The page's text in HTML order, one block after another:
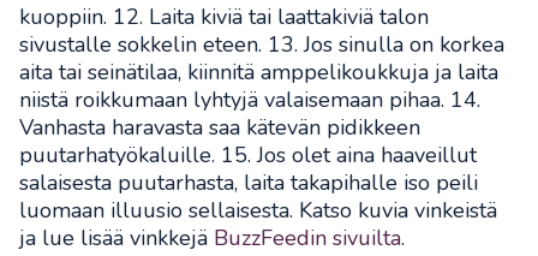
kuoppiin. 12. Laita kiviä tai laattakiviä talon
sivustalle sokkelin eteen. 13. Jos sinulla on korkea
aita tai seinätilaa, kiinnitä amppelikoukkuja ja laita
niistä roikkumaan lyhtyjä valaisemaan pihaa. 14.
Vanhasta haravasta saa kätevän pidikkeen
puutarhatyökaluille. 15. Jos olet aina haaveillut
salaisesta puutarhasta, laita takapihalle iso peili
luomaan illuusio sellaisesta. Katso kuvia vinkeistä
ja lue lisää vinkkejä BuzzFeedin sivuilta.